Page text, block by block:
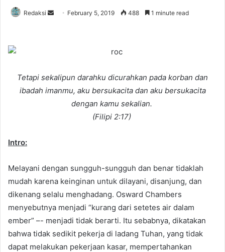
Redaksi February 5, 2019 488 1 minute read
Tetapi sekalipun darahku dicurahkan pada korban dan
ibadah imanmu, aku bersukacita dan aku bersukacita
dengan kamu sekalian.
(Filipi 2:17)
Intro:
Melayani dengan sungguh-sungguh dan benar tidaklah
mudah karena keinginan untuk dilayani, disanjung, dan
dikenang selalu menghadang. Osward Chambers
menyebutnya menjadi “kurang dari setetes air dalam
ember” –- menjadi tidak berarti. Itu sebabnya, dikatakan
bahwa tidak sedikit pekerja di ladang Tuhan, yang tidak
dapat melakukan pekerjaan kasar, mempertahankan